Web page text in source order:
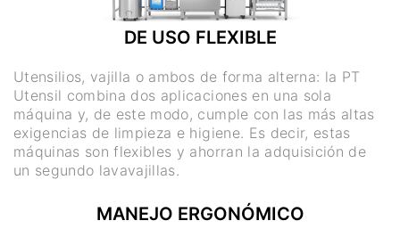
DE USO FLEXIBLE
Utensilios, vajilla o ambos de forma alterna: la PT
Utensil combina dos aplicaciones en una sola
máquina y, de este modo, cumple con las más altas
exigencias de limpieza e higiene. Es decir, estas
máquinas son flexibles y ahorran la adquisición de
un segundo lavavajillas.
MANEJO ERGONÓMICO